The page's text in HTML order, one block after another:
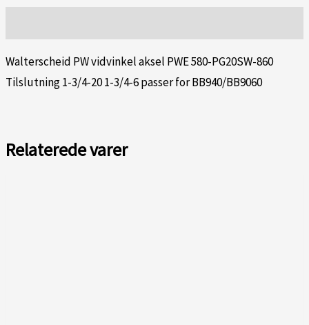
Walterscheid PW vidvinkel aksel PWE 580-PG20SW-860
Tilslutning 1-3/4-20 1-3/4-6 passer for BB940/BB9060
Relaterede varer